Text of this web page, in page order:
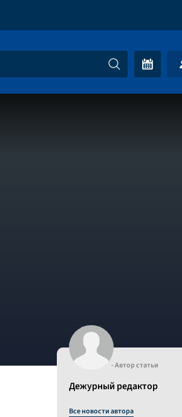
- Автор статьи
Дежурный редактор
Все новости автора